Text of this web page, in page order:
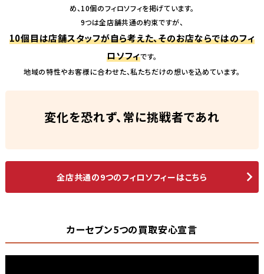
め、10個のフィロソフィを掲げています。
9つは全店舗共通の約束ですが、
10個目は店舗スタッフが自ら考えた、そのお店ならではのフィ
ロソフィです。
地域の特性やお客様に合わせた、私たちだけの想いを込めています。
変化を恐れず、常に挑戦者であれ
全店共通の9つのフィロソフィーはこちら
カーセブン5つの買取安心宣言